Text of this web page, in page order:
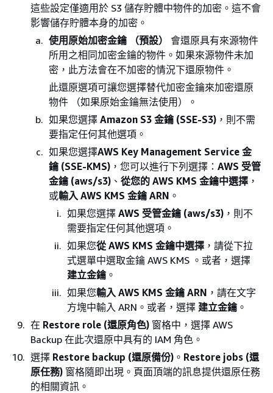
這些設定僅適用於 S3 儲存貯體中物件的加密。這不會
影響儲存貯體本身的加密。
使用原始加密金鑰 （預設）
會還原具有來源物件
所用之相同加密金鑰的物件。如果來源物件未加
密，此方法會在不加密的情況下還原物件。
此還原選項可讓您選擇替代加密金鑰來加密還原
物件 （如果原始金鑰無法使用）。
如果您選擇 Amazon S3 金鑰 (SSE-S3) ，則不需
要指定任何其他選項。
如果您選擇AWS Key Management Service 金
鑰 (SSE-KMS) ，您可以進行下列選擇： AWS 受管
金鑰 (aws/s3) 、 從您的 AWS KMS 金鑰中選擇 ，
或輸入 AWS KMS 金鑰 ARN 。
如果您選擇 AWS 受管金鑰 (aws/s3) ，則不
需要指定任何其他選項。
如果您從 AWS KMS 金鑰中選擇 ，請從下拉
式選單中選取金鑰 AWS KMS 。或者，選擇
建立金鑰 。
如果您輸入 AWS KMS 金鑰 ARN ，請在文字
方塊中輸入 ARN。或者，選擇 建立金鑰 。
在 Restore role (還原角色) 窗格中，選擇 AWS
Backup 在此次還原中具有的 IAM 角色。
選擇 Restore backup (還原備份) 。 Restore jobs (還
原任務) 窗格隨即出現。頁面頂端的訊息提供還原任務
的相關資訊。